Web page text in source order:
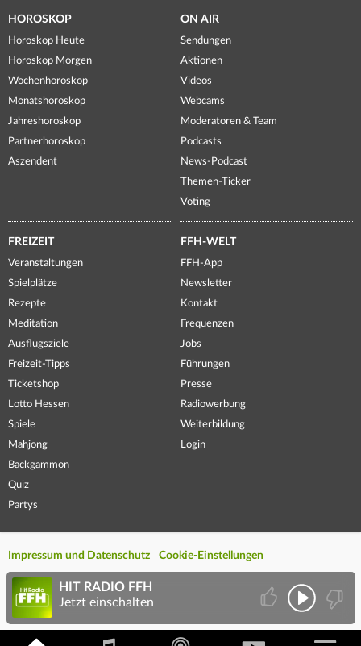
HOROSKOP
Horoskop Heute
Horoskop Morgen
Wochenhoroskop
Monatshoroskop
Jahreshoroskop
Partnerhoroskop
Aszendent
ON AIR
Sendungen
Aktionen
Videos
Webcams
Moderatoren & Team
Podcasts
News-Podcast
Themen-Ticker
Voting
FREIZEIT
Veranstaltungen
Spielplätze
Rezepte
Meditation
Ausflugsziele
Freizeit-Tipps
Ticketshop
Lotto Hessen
Spiele
Mahjong
Backgammon
Quiz
Partys
FFH-WELT
FFH-App
Newsletter
Kontakt
Frequenzen
Jobs
Führungen
Presse
Radiowerbung
Weiterbildung
Login
Impressum und Datenschutz Cookie-Einstellungen
HIT RADIO FFH
Jetzt einschalten